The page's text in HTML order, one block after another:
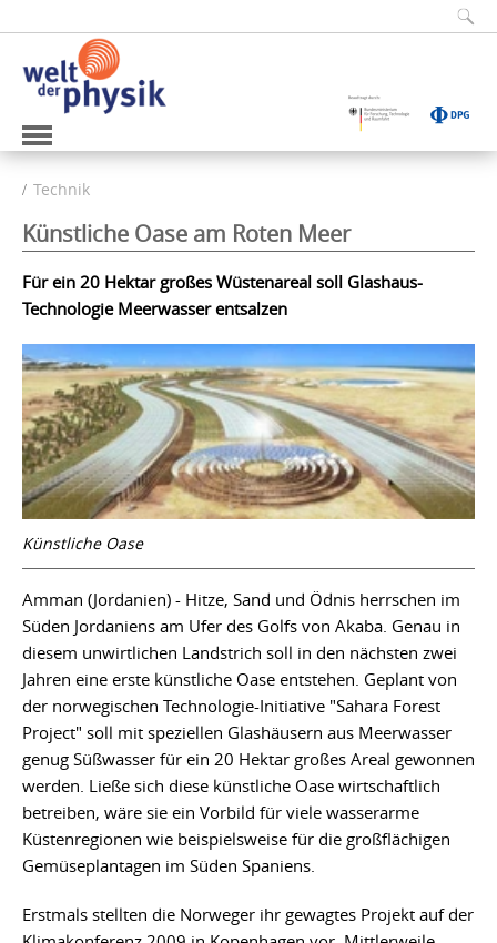
Technik
Künstliche Oase am Roten Meer
Für ein 20 Hektar großes Wüstenareal soll Glashaus-
Technologie Meerwasser entsalzen
Künstliche Oase
Amman (Jordanien) - Hitze, Sand und Ödnis herrschen im
Süden Jordaniens am Ufer des Golfs von Akaba. Genau in
diesem unwirtlichen Landstrich soll in den nächsten zwei
Jahren eine erste künstliche Oase entstehen. Geplant von
der norwegischen Technologie-Initiative "Sahara Forest
Project" soll mit speziellen Glashäusern aus Meerwasser
genug Süßwasser für ein 20 Hektar großes Areal gewonnen
werden. Ließe sich diese künstliche Oase wirtschaftlich
betreiben, wäre sie ein Vorbild für viele wasserarme
Küstenregionen wie beispielsweise für die großflächigen
Gemüseplantagen im Süden Spaniens.
Erstmals stellten die Norweger ihr gewagtes Projekt auf der